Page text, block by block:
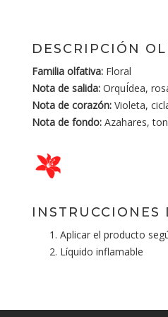
DESCRIPCIÓN
Familia olfativa: Floral
Nota de salida: OrquÍdea,
Nota de corazón: Violeta,
Nota de fondo: Azahares,
INSTRUCCIONES
Aplicar el producto
Líquido inflamable